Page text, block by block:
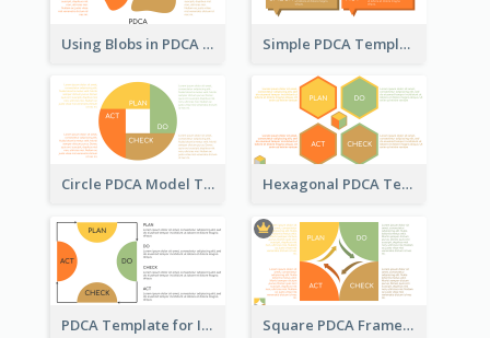
Using Blobs in PDCA Template Simple PDCA Template
Circle PDCA Model Template Hexagonal PDCA Template
PDCA Template for Infographic Square PDCA Framework Template